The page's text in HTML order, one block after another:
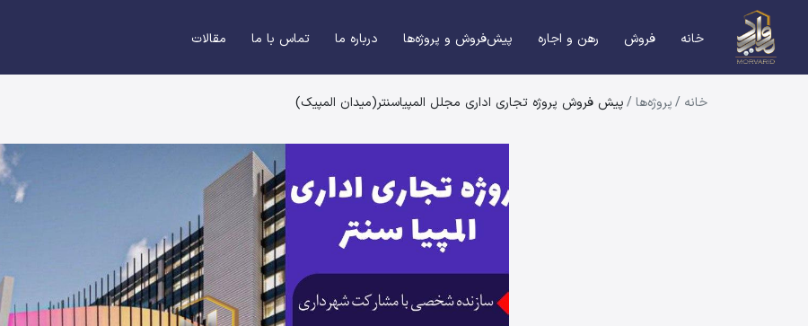
خانه فروش رهن و اجاره پیش‌فروش و پروژه‌ها درباره ما تماس با ما مقالات
خانه /پروژه‌ها/پیش فروش پروژه تجاری اداری مجلل المپیاسنتر(میدان المپیک)
پیش فروش پروژه تجاری اداری مجلل المپیاسنتر(میدان المپیک)